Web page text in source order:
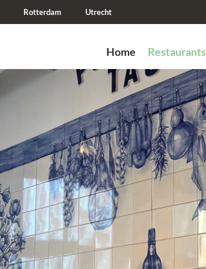
Rotterdam Utrecht
Home Restaurants